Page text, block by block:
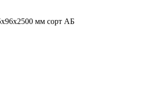
мм сорт АБ